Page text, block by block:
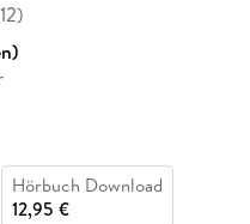
12)
Hörbuch Download
12,95 €